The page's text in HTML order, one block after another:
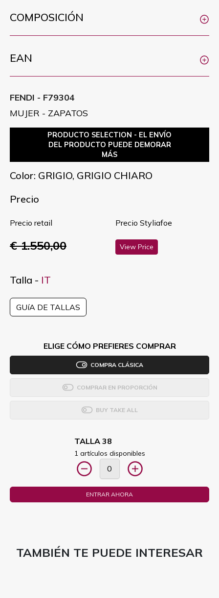
COMPOSICIÓN
EAN
FENDI - F79304
MUJER - ZAPATOS
PRODUCTO SELECTION - EL ENVÍO
DEL PRODUCTO PUEDE DEMORAR
MÁS
Color: GRIGIO, GRIGIO CHIARO
Precio
Precio retail
€ 1.550,00
Precio Styliafoe
View Price
Talla - IT
GUíA DE TALLAS
ELIGE CÓMO PREFIERES COMPRAR
COMPRA CLÁSICA
COMPRAR EN PROPORCIÓN
BUY TAKE ALL
TALLA 38
1 artículos disponibles
ENTRAR AHORA
TAMBIÉN TE PUEDE INTERESAR